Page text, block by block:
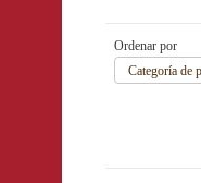
Ordenar por
Categoría de